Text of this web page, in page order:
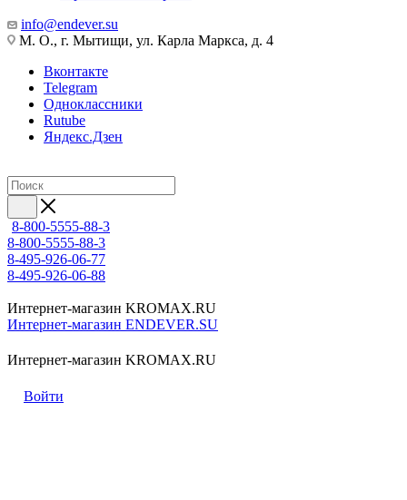
info@endever.su
М. О., г. Мытищи, ул. Карла Маркса, д. 4
Вконтакте
Telegram
Одноклассники
Rutube
Яндекс.Дзен
8-800-5555-88-3
8-800-5555-88-3
8-495-926-06-77
8-495-926-06-88
Интернет-магазин KROMAX.RU
Интернет-магазин ENDEVER.SU
Интернет-магазин KROMAX.RU
Войти